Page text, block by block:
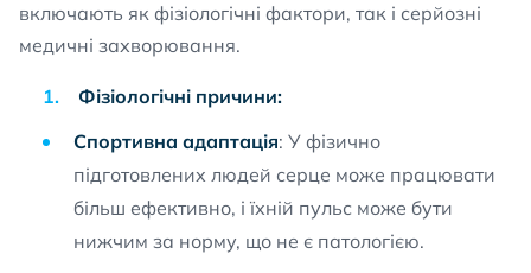
включають як фізіологічні фактори, так і серйозні
медичні захворювання.
Фізіологічні причини:
Спортивна адаптація: У фізично
підготовлених людей серце може працювати
більш ефективно, і їхній пульс може бути
нижчим за норму, що не є патологією.